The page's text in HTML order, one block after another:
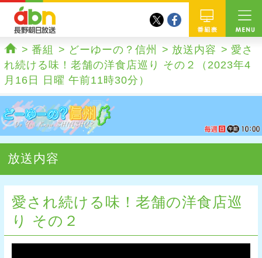
番組
twitterfacebook
ホーム
番組 どーゆーの？信州 放送内容
愛さ
れ続ける味！老舗の洋食店巡り その２（2023年4
月16日 日曜 午前11時30分）
放送内容
愛され続ける味！老舗の洋食店巡
り その２